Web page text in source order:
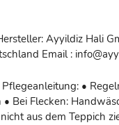
Ayyildiz Hali
Email :
•
Bei Flecken:
aus dem Teppich